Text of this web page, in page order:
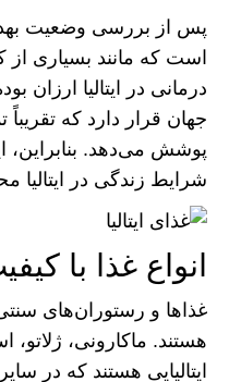
پس از بررسی وضعیت
است که مانند بسیاری
درمانی در ایتالیا ارزان
جهان قرار دارد که تقریباً
پوشش می‌دهد. بنابراین،
شرایط زندگی در
انواع غذا با
غذا‌ها و رستوران‌های
هستند. ماکارونی، ژلاتو،
ایتالیایی هستند که در